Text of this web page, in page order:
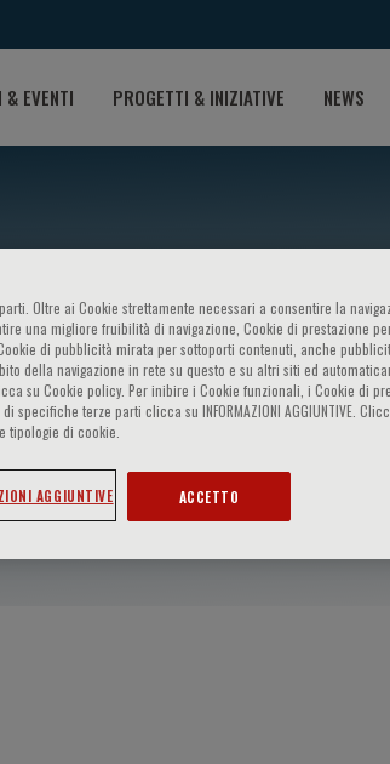
& EVENTI PROGETTI & INIZIATIVE NEWS
Oltre ai Cookie strettamente necessari a consentire la
una migliore fruibilità di navigazione, Cookie di prestazione
di pubblicità mirata per sottoporti contenuti, anche
della navigazione in rete su questo e su altri siti ed
su Cookie policy. Per inibire i Cookie funzionali, i Cookie di
terze parti clicca su INFORMAZIONI AGGIUNTIVE.
tipologie di cookie.
AGGIUNTIVE ACCETTO